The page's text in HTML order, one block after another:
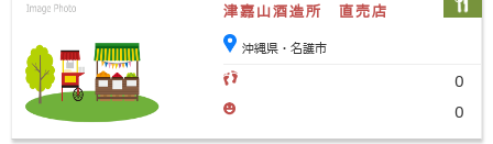
津嘉山酒造所 直売店
沖縄県・名護市
0
0